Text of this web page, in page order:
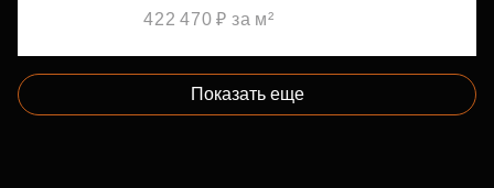
422 470 ₽ за м²
Показать еще